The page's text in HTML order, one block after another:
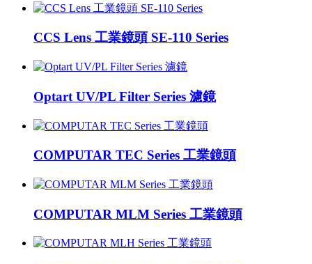
CCS Lens 工業鏡頭 SE-110 Series
Optart UV/PL Filter Series 濾鏡
COMPUTAR TEC Series 工業鏡頭
COMPUTAR MLM Series 工業鏡頭